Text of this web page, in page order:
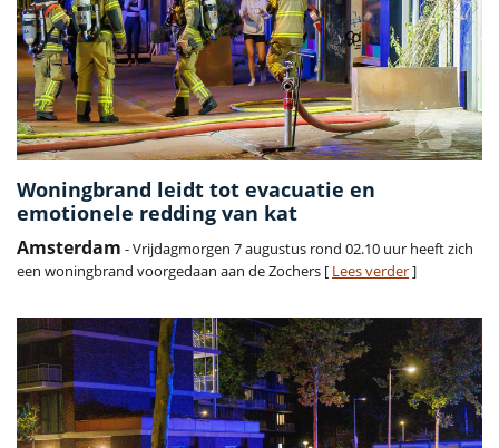
Woningbrand leidt tot evacuatie en
emotionele redding van kat
Amsterdam - Vrijdagmorgen 7 augustus rond 02.10 uur heeft zich
een woningbrand voorgedaan aan de Zochers [ Lees verder]